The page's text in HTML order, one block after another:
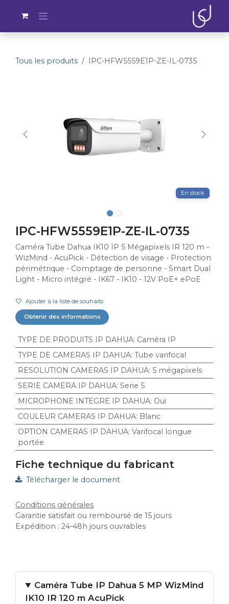
Tous les produits IPC-HFW5559E1P-ZE-IL-0735
En stock
IPC-HFW5559E1P-ZE-IL-0735
Caméra Tube Dahua IK10 IP 5 Mégapixels IR 120 m -
WizMind - AcuPick - Détection de visage - Protection
périmétrique - Comptage de personne - Smart Dual
Light - Micro intégré - IK67 - IK10 - 12V PoE+ ePoE
Ajouter à la liste de souhaits
Obtenir des informations
TYPE DE PRODUITS IP DAHUA: Caméra IP
TYPE DE CAMERAS IP DAHUA: Tube varifocal
RESOLUTION CAMERAS IP DAHUA: 5 mégapixels
SERIE CAMERA IP DAHUA: Serie 5
MICROPHONE INTEGRE IP DAHUA: Oui
COULEUR CAMERAS IP DAHUA: Blanc
OPTION CAMERAS IP DAHUA: Varifocal longue
portée
Fiche technique du fabricant
Télécharger le document
Conditions générales
Garantie satisfait ou remboursé de 15 jours
Expédition : 24-48h jours ouvrables
Caméra Tube IP Dahua 5 MP WizMind
IK10 IR 120 m AcuPick